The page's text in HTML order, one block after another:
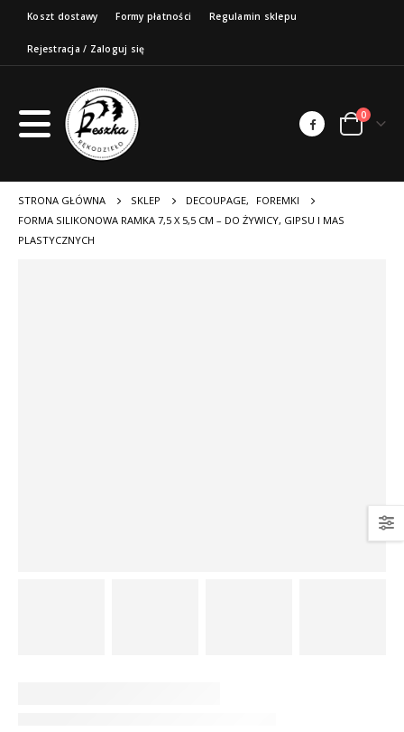
Koszt dostawy Formy płatności Regulamin sklepu
Rejestracja / Zaloguj się
0
STRONA GŁÓWNA SKLEP DECOUPAGE,
FOREMKI
FORMA SILIKONOWA RAMKA 7,5 X 5,5 CM – DO ŻYWICY, GIPSU I MAS
PLASTYCZNYCH